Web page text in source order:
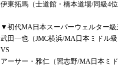
伊東拓馬（士道館・橋本道場/同級4
▼初代MA日本スーパーウェルター
武田一也（JMC横浜/MA日本ミドル
VS
アーサー・雅仁（習志野/MA日本ミ